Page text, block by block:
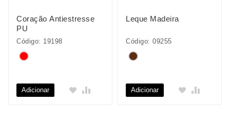
Coração Antiestresse
PU
Código: 19198
Adicionar
Leque Madeira
Código: 09255
Adicionar